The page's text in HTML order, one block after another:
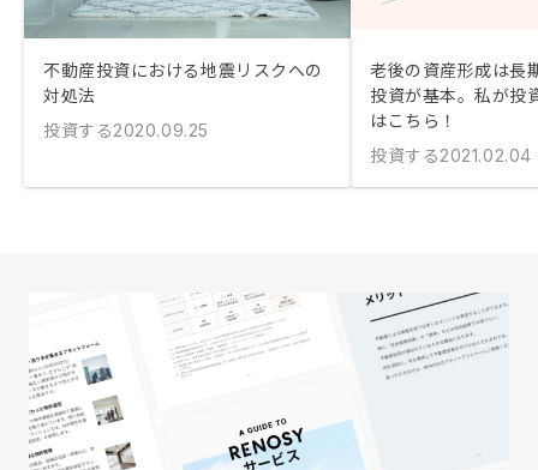
不動産投資における地震リスクへの
対処法
投資する2020.09.25
老後の資産形成は長
投資が基本。私が投
はこちら！
投資する2021.02.04